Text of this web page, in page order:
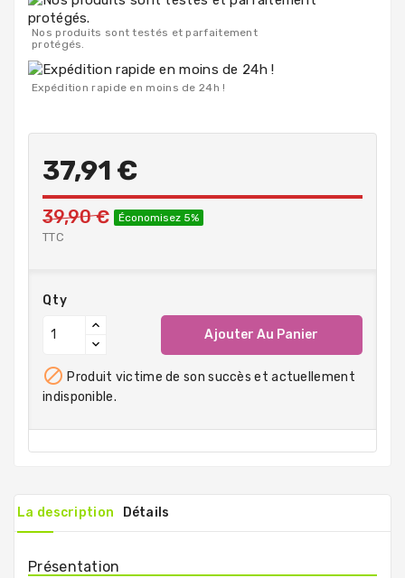
Nos produits sont testés et parfaitement
protégés.
Expédition rapide en moins de 24h !
37,91 €
39,90 € Économisez 5%
TTC
Qty
Ajouter Au Panier
 Produit victime de son succès et actuellement
indisponible.
La description Détails
Présentation